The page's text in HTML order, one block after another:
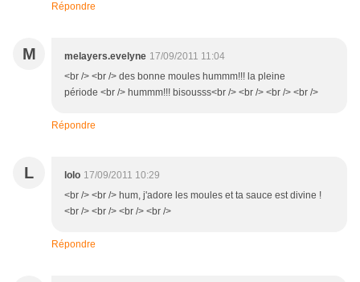
Répondre
M melayers.evelyne 17/09/2011 11:04
<br /> <br /> des bonne moules hummm!!! la pleine
période <br /> hummm!!! bisousss<br /> <br /> <br /> <br />
Répondre
L lolo 17/09/2011 10:29
<br /> <br /> hum, j'adore les moules et ta sauce est divine !
<br /> <br /> <br /> <br />
Répondre